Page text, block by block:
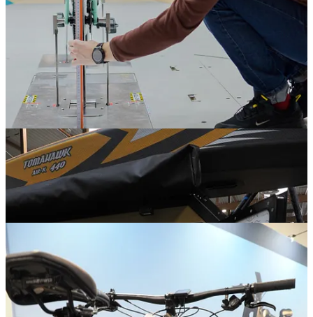
Fotorelacje: CampAdvExpo i Przełaje w Suszcu